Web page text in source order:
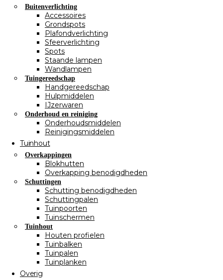
Buitenverlichting
Accessoires
Grondspots
Plafondverlichting
Sfeerverlichting
Spots
Staande lampen
Wandlampen
Tuingereedschap
Handgereedschap
Hulpmiddelen
IJzerwaren
Onderhoud en reiniging
Onderhoudsmiddelen
Reinigingsmiddelen
Tuinhout
Overkappingen
Blokhutten
Overkapping benodigdheden
Schuttingen
Schutting benodigdheden
Schuttingpalen
Tuinpoorten
Tuinschermen
Tuinhout
Houten profielen
Tuinbalken
Tuinpalen
Tuinplanken
Overig